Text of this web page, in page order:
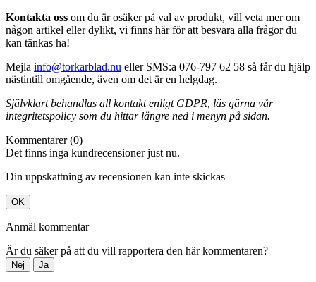
Kontakta oss om du är osäker på val av produkt, vill veta mer om
någon artikel eller dylikt, vi finns här för att besvara alla frågor du
kan tänkas ha!
Mejla info@torkarblad.nu eller SMS:a 076-797 62 58 så får du hjälp
nästintill omgående, även om det är en helgdag.
Självklart behandlas all kontakt enligt GDPR, läs gärna vår
integritetspolicy som du hittar längre ned i menyn på sidan.
Kommentarer (0)
Det finns inga kundrecensioner just nu.
Din uppskattning av recensionen kan inte skickas
OK
Anmäl kommentar
Är du säker på att du vill rapportera den här kommentaren?
Nej Ja